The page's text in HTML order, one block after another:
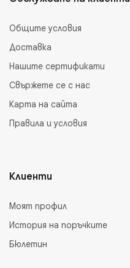
Общите условия
Доставка
Нашите сертификати
Свържете се с нас
Карта на сайта
Правила и условия
Клиенти
Моят профил
История на поръчките
Бюлетин